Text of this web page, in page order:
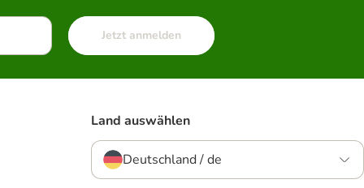
Jetzt anmelden
Land auswählen
Deutschland / de